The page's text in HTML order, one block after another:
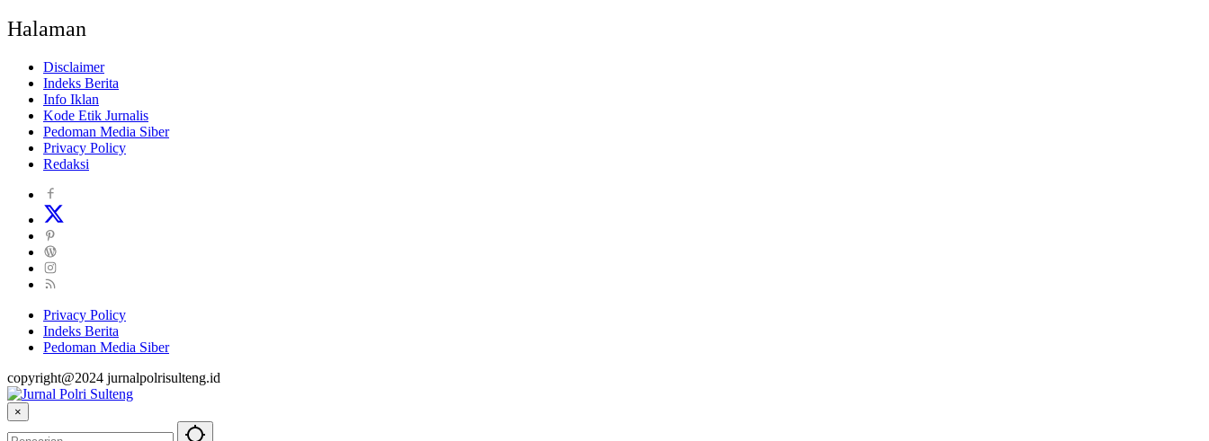
Halaman
Disclaimer
Indeks Berita
Info Iklan
Kode Etik Jurnalis
Pedoman Media Siber
Privacy Policy
Redaksi
Privacy Policy
Indeks Berita
Pedoman Media Siber
copyright@2024 jurnalpolrisulteng.id
×